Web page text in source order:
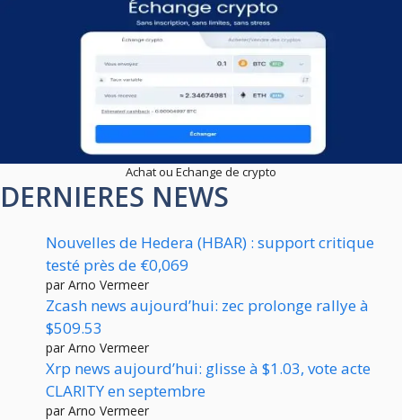
Achat ou Echange de crypto
DERNIERES NEWS
Nouvelles de Hedera (HBAR) : support critique
testé près de €0,069
par Arno Vermeer
Zcash news aujourd’hui: zec prolonge rallye à
$509.53
par Arno Vermeer
Xrp news aujourd’hui: glisse à $1.03, vote acte
CLARITY en septembre
par Arno Vermeer